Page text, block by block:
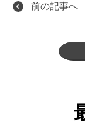
前の記事へ